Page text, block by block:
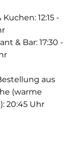
12:15 -
& Bar: 17:30 -
aus
(warme
20:45 Uhr